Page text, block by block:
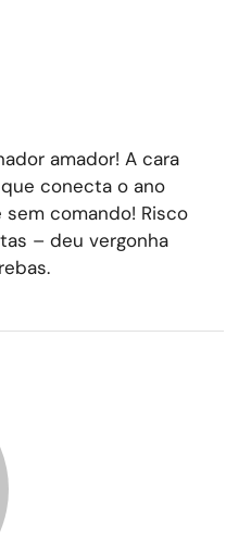
amador! A cara
conecta o ano
comando! Risco
– deu vergonha